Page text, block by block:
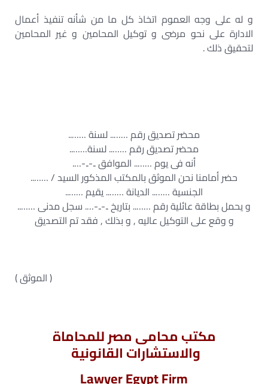
و له على وجه العموم اتخاذ كل ما من شأنه تنفيذ أعمال
الادارة على نحو مرضى و توكيل المحامين و غير المحامين
لتحقيق ذلك .
محضر تصديق رقم …….. لسنة ……..
محضر تصديق رقم …….. لسنة……..
أنه فى يوم …….. الموافق ..-..-….
حضر أمامنا نحن الموثق بالمكتب المذكور السيد / ……..
الجنسية …….. الديانة …….. يقيم ……..
و يحمل بطاقة عائلية رقم …….. بتاريخ ..-..-…. سجل مدنى ……..
و وقع على التوكيل عاليه , و بذلك , فقد تم التصديق
( الموثق )
مكتب محامى مصر للمحاماة
والاستشارات القانونية
Lawyer Egypt Firm